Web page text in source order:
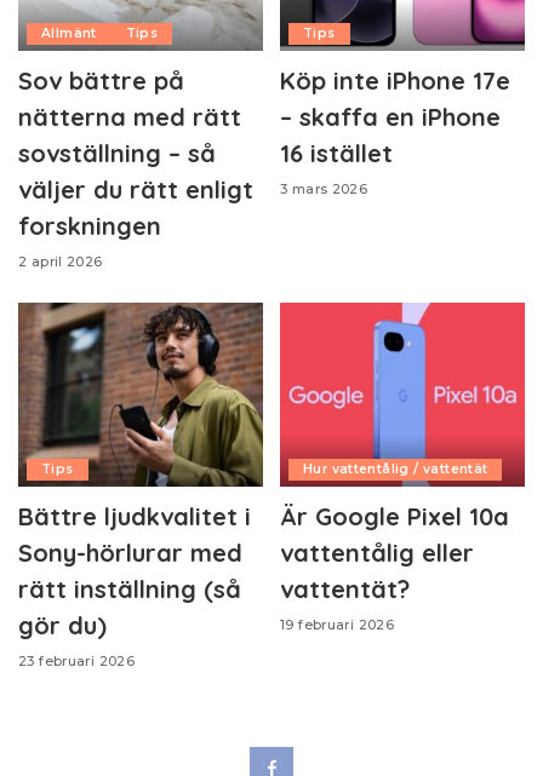
Allmänt Tips
Sov bättre på
nätterna med rätt
sovställning – så
väljer du rätt enligt
forskningen
2 april 2026
Tips
Köp inte iPhone 17e
– skaffa en iPhone
16 istället
3 mars 2026
Tips
Bättre ljudkvalitet i
Sony-hörlurar med
rätt inställning (så
gör du)
23 februari 2026
Hur vattentålig / vattentät
Är Google Pixel 10a
vattentålig eller
vattentät?
19 februari 2026